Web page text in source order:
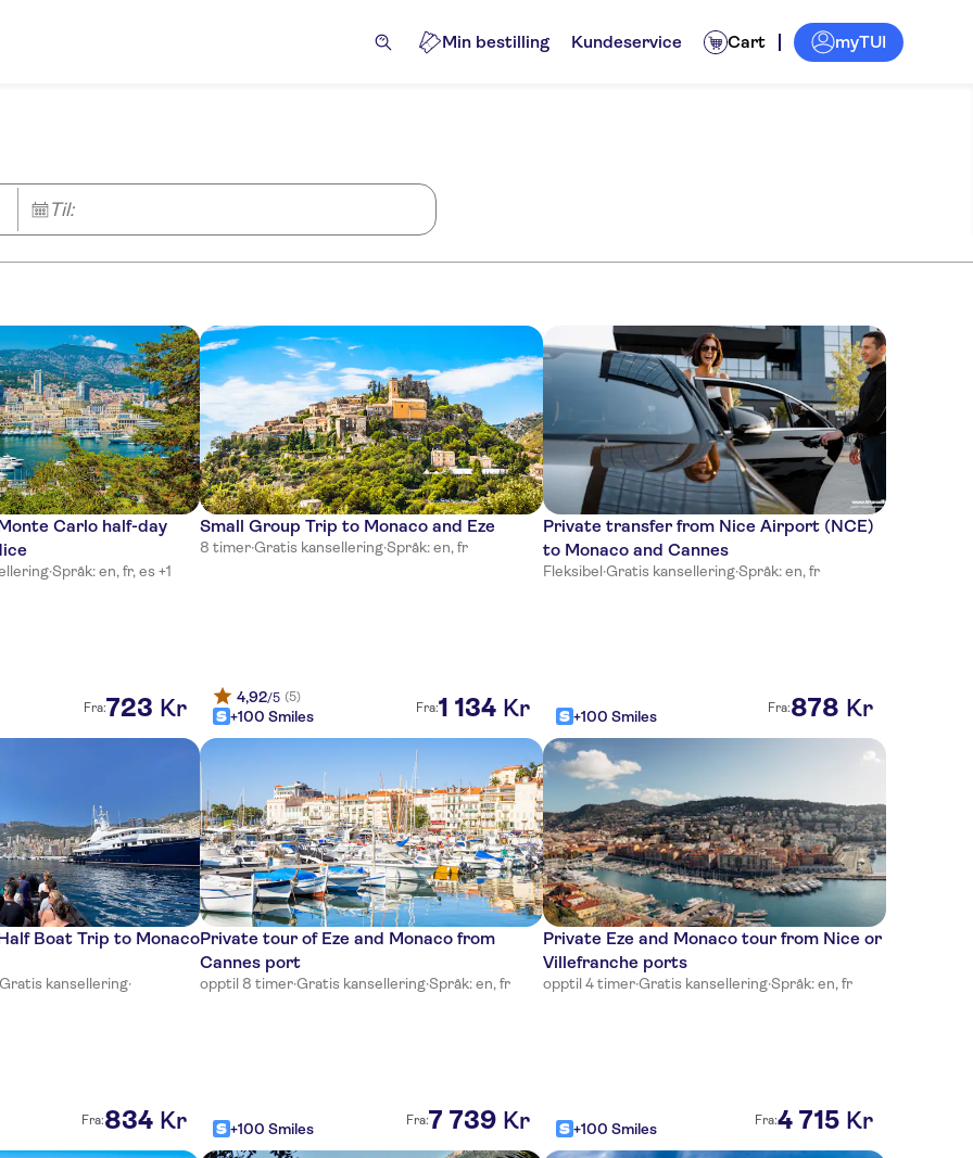
Min bestilling Kundeservice Cart myTUI
Til:
Carlo half-day
·Språk: en, fr, es +1
Fra:723 Kr
Small Group Trip to Monaco and Eze
8 timer·Gratis kansellering·Språk: en, fr
4,92/5 (5)
+100 Smiles Fra:1 134 Kr
Private transfer from Nice Airport (NCE)
to Monaco and Cannes
Fleksibel·Gratis kansellering·Språk: en, fr
+100 Smiles Fra:878 Kr
Boat Trip to Monaco
Gratis kansellering·
Fra:834 Kr
Private tour of Eze and Monaco from
Cannes port
opptil 8 timer·Gratis kansellering·Språk: en, fr
+100 Smiles Fra:7 739 Kr
Private Eze and Monaco tour from Nice or
Villefranche ports
opptil 4 timer·Gratis kansellering·Språk: en, fr
+100 Smiles Fra:4 715 Kr